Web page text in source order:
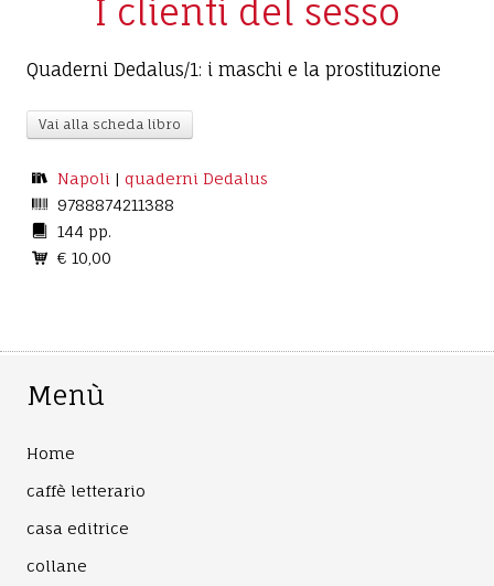
I clienti del sesso
Quaderni Dedalus/1: i maschi e la prostituzione
Vai alla scheda libro
Napoli | quaderni Dedalus
9788874211388
144 pp.
€ 10,00
Menù
Home
caffè letterario
casa editrice
collane